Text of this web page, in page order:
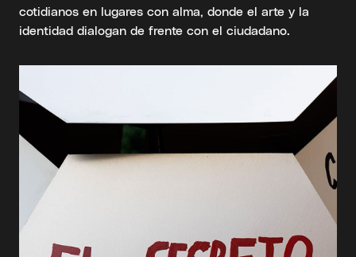
cotidianos en lugares con alma, donde el arte y la
identidad dialogan de frente con el ciudadano.